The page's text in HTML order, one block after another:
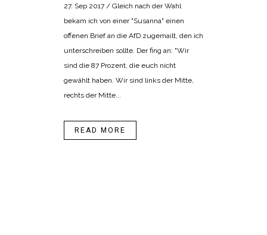
27. Sep 2017 / Gleich nach der Wahl
bekam ich von einer "Susanna" einen
offenen Brief an die AfD zugemailt, den ich
unterschreiben sollte. Der fing an: "Wir
sind die 87 Prozent, die euch nicht
gewählt haben. Wir sind links der Mitte,
rechts der Mitte...
READ MORE